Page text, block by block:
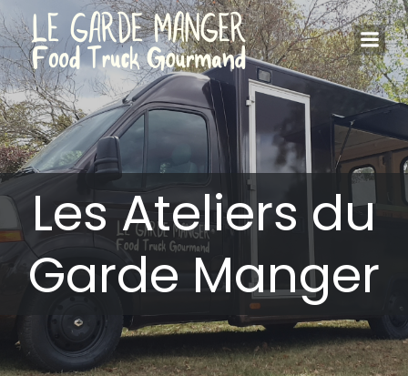
Aller
au
contenu
Les Ateliers du
Garde Manger